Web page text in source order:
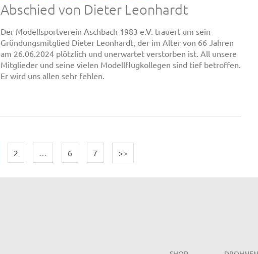
Abschied von Dieter Leonhardt
Der Modellsportverein Aschbach 1983 e.V. trauert um sein
Gründungsmitglied Dieter Leonhardt, der im Alter von 66 Jahren
am 26.06.2024 plötzlich und unerwartet verstorben ist. All unsere
Mitglieder und seine vielen Modellflugkollegen sind tief betroffen.
Er wird uns allen sehr fehlen.
2 6 7 >>